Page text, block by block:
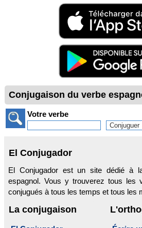
Conjugaison du verbe
Votre verbe
El Conjugador
El Conjugador est un site dédié à
espagnol. Vous y trouverez tous les
conjugués à tous les temps et tous les
La conjugaison